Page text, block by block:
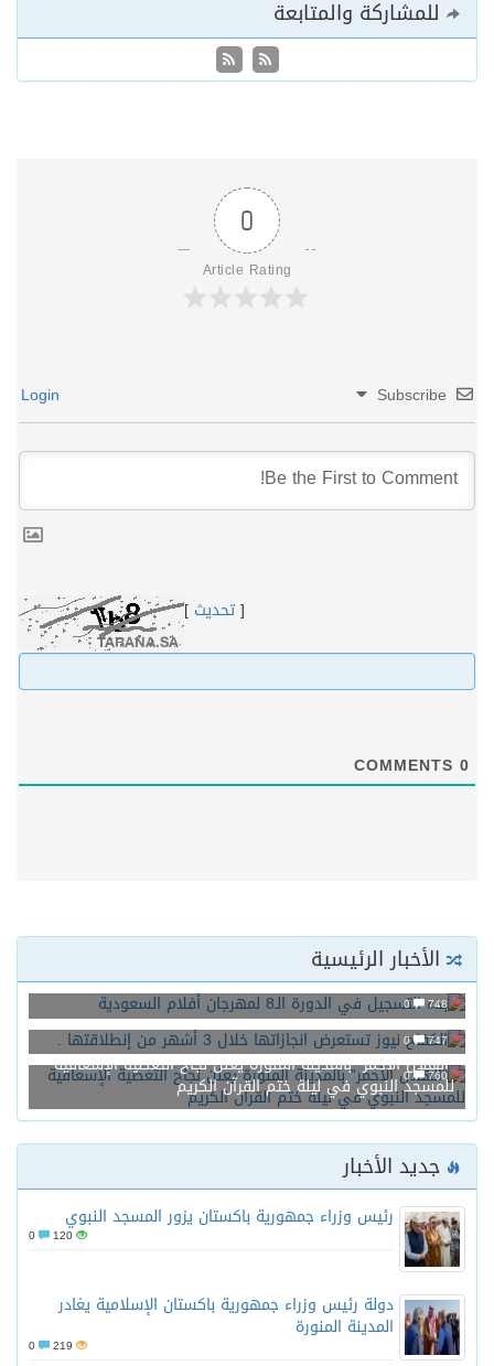
للمشاركة والمتابعة
0
Article Rating
Subscribe
[تحديث ]
0
الأخبار الرئيسية
748
0
بدء التسجيل في الدورة الـ8 لمهرجان أفلام السعودية
747
0
الكفاح نيوز تستعرض انجازاتها خلال 3 أشهر من إنطلاقتها .
760
0
“الهلال الأحمر” بالمدينة المنورة يعلن نجاح التغطية الإسعافية
للمسجد النبوي في ليلة ختم القرآن الكريم
جديد الأخبار
رئيس وزراء جمهورية باكستان يزور المسجد النبوي
120
دولة رئيس وزراء جمهورية باكستان الإسلامية يغادر
المدينة المنورة
219